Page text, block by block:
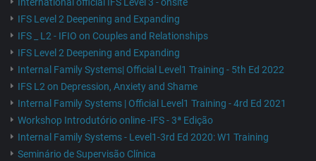
IFS Level 2 Deepening and Expanding
IFS _ L2 - IFIO on Couples and Relationships
IFS Level 2 Deepening and Expanding
Internal Family Systems| Official Level1 Training - 5th Ed 2022
IFS L2 on Depression, Anxiety and Shame
Internal Family Systems | Official Level1 Training - 4rd Ed 2021
Workshop Introdutório online -IFS - 3ª Edição
Internal Family Systems - Level1-3rd Ed 2020: W1 Training
Seminário de Supervisão Clínica